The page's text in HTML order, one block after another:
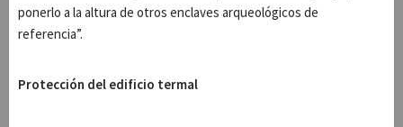
ponerlo a la altura de otros enclaves arqueológicos de
referencia”.
Protección del edificio termal